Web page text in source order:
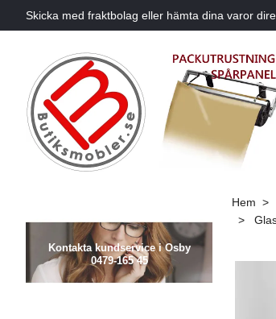
Skicka med fraktbolag eller hämta dina varor
Kontakta kundservice i Osby
0479-165 45
Hem